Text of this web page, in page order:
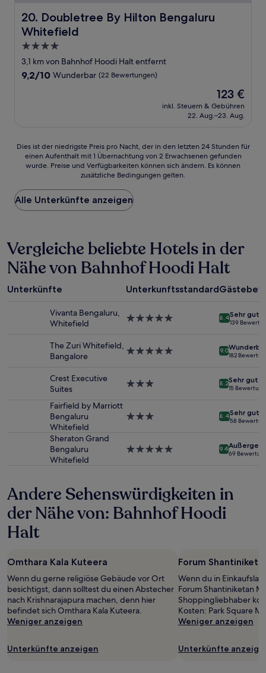
20. Doubletree By Hilton Bengaluru
Whitefield
Doubletree By Hilton Bengaluru Whitefield
4.0-
Sterne-
Unterkunft
3,1 km von Bahnhof Hoodi Halt entfernt
9.2
9,2/10 Wunderbar (22 Bewertungen)
Der
Preis
beträgt
123 €
inkl. Steuern & Gebühren
22. Aug.–23. Aug.
Dies
der
Preis
pro
Nacht,
den
letzten
24 Stunden
für
einen
1 Übernachtung
Verfügbarkeiten
zusätzliche
Dies ist der niedrigste Preis pro Nacht, der in den letzten 24 Stunden für
einen Aufenthalt mit 1 Übernachtung von 2 Erwachsenen gefunden
wurde. Preise und Verfügbarkeiten können sich ändern. Es können
zusätzliche Bedingungen gelten.
Alle Unterkünfte anzeigen
Vergleiche beliebte Hotels in der
Nähe von Bahnhof Hoodi Halt
Unterkünfte Unterkunftsstandard
Vivanta Bengaluru,
Whitefield
5.0-
8.4Sehr gut
139
The Zuri Whitefield,
Bangalore
5.0-
9.0
182
Crest Executive
Suites
3.0-
8.2Sehr gut
15
Fairfield by Marriott
Bengaluru
Whitefield
3.0-
8.4Sehr gut
58
Sheraton Grand
Bengaluru
Whitefield
5.0-
9.4
69
Andere Sehenswürdigkeiten in
der Nähe von: Bahnhof Hoodi
Halt
Omthara Kala Kuteera
Wenn du gerne religiöse Gebäude vor Ort
besichtigst, dann solltest du einen Abstecher
nach Krishnarajapura machen, denn hier
befindet sich Omthara Kala Kuteera.
Weniger anzeigen
Unterkünfte anzeigen
Forum
Wenn du in
Forum Shantiniketan
Shoppingliebhaber
Kosten: Park Square
Weniger anzeigen
Unterkünfte